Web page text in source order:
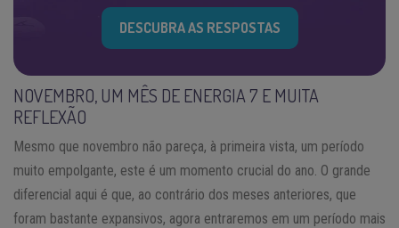
DESCUBRA AS RESPOSTAS
NOVEMBRO, UM MÊS DE ENERGIA 7 E MUITA
REFLEXÃO
Mesmo que novembro não pareça, à primeira vista, um período
muito empolgante, este é um momento crucial do ano. O grande
diferencial aqui é que, ao contrário dos meses anteriores, que
foram bastante expansivos, agora entraremos em um período mais